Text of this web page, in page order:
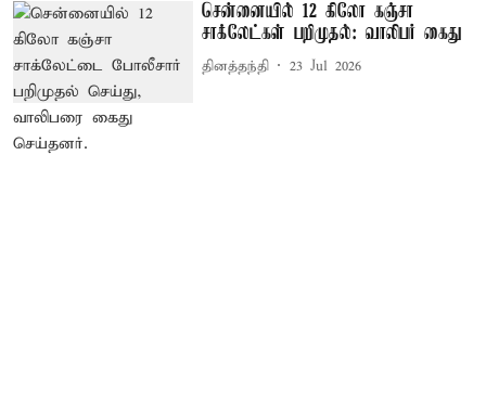
சென்னையில் 12 கிலோ கஞ்சா
சாக்லேட்கள் பறிமுதல்: வாலிபர் கைது
தினத்தந்தி 23 Jul 2026